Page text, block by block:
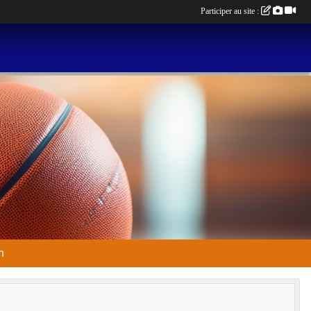
Participer au site :